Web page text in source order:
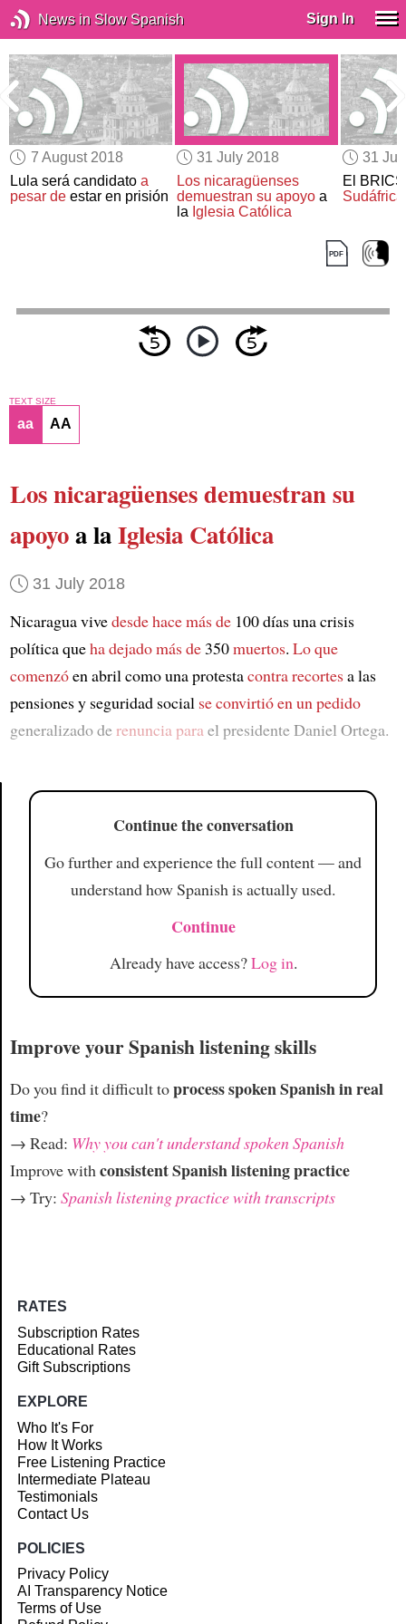
News in Slow Spanish Sign In
7 August 2018
Lula será candidatoa
pesar de estar en prisión
31 July 2018
Los nicaragüenses
demuestran su apoyoa
la Iglesia Católica
31
El
Sudáfrica
TEXT SIZE
aa AA
Los nicaragüensesdemuestran su
apoyoa laIglesia Católica
31 July 2018
Nicaragua vivedesde hace más de100 días una crisis
política queha dejado más de350muertos. Lo que
comenzóen abril como una protestacontra recortesa las
pensiones y seguridad social se convirtió enun pedido
generalizado derenuncia parael presidente Daniel Ortega.
Continue the conversation
Go further and experience the full content — and
understand how Spanish is actually used.
Continue
Already have access?Log in.
Improve your Spanish listening skills
Do you find it difficult toprocess spoken Spanish in real
time?
→ Read: Why you can't understand spoken Spanish
Improve with consistent Spanish listening practice
→ Try: Spanish listening practice with transcripts
RATES
Subscription Rates
Educational Rates
Gift Subscriptions
EXPLORE
Who It's For
How It Works
Free Listening Practice
Intermediate Plateau
Testimonials
Contact Us
POLICIES
Privacy Policy
AI Transparency Notice
Terms of Use